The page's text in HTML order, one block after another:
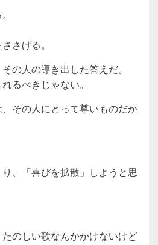
さげる。
の人の導き出した答えだ。
るべきじゃない。
その人にとって尊いものだか
、「喜びを拡散」しようと思
のしい歌なんかかけないけど